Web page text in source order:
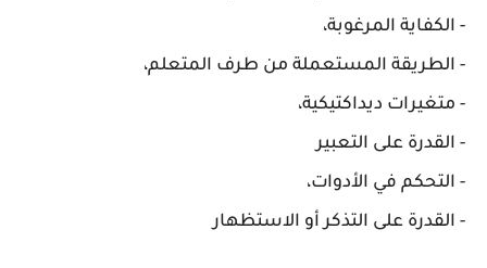
- الكفاية المرغوبة،
- الطريقة المستعملة من طرف المتعلم،
- متغيرات ديداكتيكية،
- القدرة على التعبير
- التحكم في الأدوات،
- القدرة على التذكر أو الاستظهار